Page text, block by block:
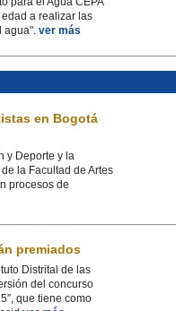
a realizar las
agua". ver más
en Bogotá
y Deporte y la
la Facultad de Artes
procesos de
premiados
Distrital de las
del concurso
que tiene como